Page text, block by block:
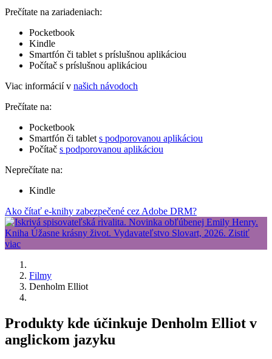
Prečítate na zariadeniach:
Pocketbook
Kindle
Smartfón či tablet s príslušnou aplikáciou
Počítač s príslušnou aplikáciou
Viac informácií v našich návodoch
Prečítate na:
Pocketbook
Smartfón či tablet s podporovanou aplikáciou
Počítač s podporovanou aplikáciou
Neprečítate na:
Kindle
Ako čítať e-knihy zabezpečené cez Adobe DRM?
Filmy
Denholm Elliot
Produkty kde účinkuje Denholm Elliot v
anglickom jazyku